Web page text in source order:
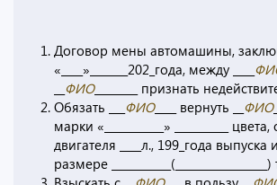
Договор мены автомашины,
«____»_______202_года, между ____
ФИО________ признать
Обязать ___ ФИО____ вернуть __ ФИО
марки «___________» __________
двигателя ____л., 199_года выпуска
размере